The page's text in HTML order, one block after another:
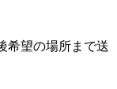
希望の場所まで送